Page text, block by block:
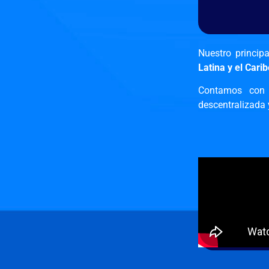
Nuestro
Latina y el
Contamos
descentralizada